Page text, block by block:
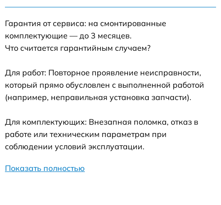
Гарантия от сервиса: на смонтированные
комплектующие — до 3 месяцев.
Что считается гарантийным случаем?
Для работ: Повторное проявление неисправности,
который прямо обусловлен с выполненной работой
(например, неправильная установка запчасти).
Для комплектующих: Внезапная поломка, отказ в
работе или техническим параметрам при
соблюдении условий эксплуатации.
Показать полностью